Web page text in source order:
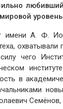
имени А. Ф.
чего
в